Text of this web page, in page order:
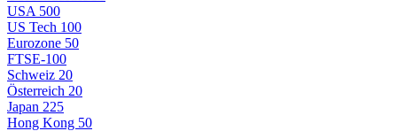
USA 500
US Tech 100
Eurozone 50
FTSE-100
Schweiz 20
Österreich 20
Japan 225
Hong Kong 50